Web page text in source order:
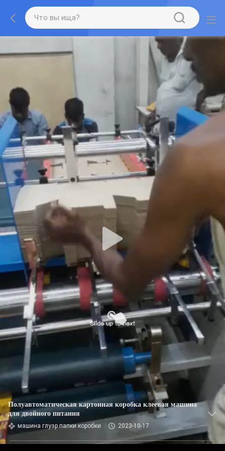
Полуавтоматическая картонная коробка клеевая машина
для двойного питания
машина глуэр папки коробки 2023-10-17